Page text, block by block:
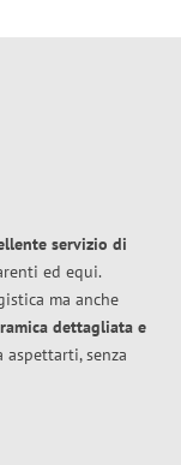
servizio di
ed equi.
ma anche
dettagliata e
aspettarti, senza